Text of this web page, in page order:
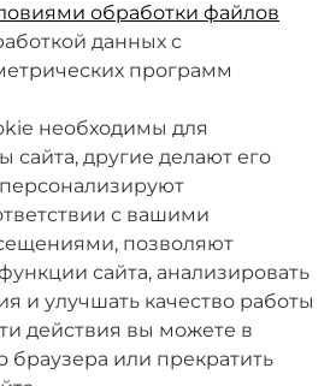
95
МСК)
обработки файлов
данных с
программ
необходимы для
сайта, другие делают его
с вашими
позволяют
сайта, анализировать
и улучшать качество работы
действия вы можете в
браузера или прекратить